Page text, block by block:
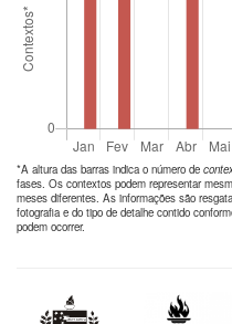
*A altura das barras indica o número de
fases. Os contextos podem representar
meses diferentes. As informações são
fotografia e do tipo de detalhe contido
podem ocorrer.